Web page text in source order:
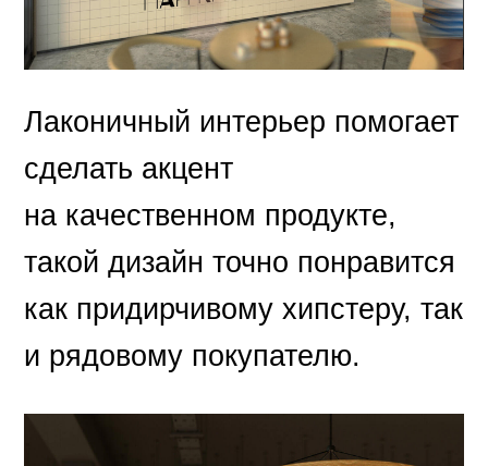
Лаконичный интерьер помогает
сделать акцент
на качественном продукте,
такой дизайн точно понравится
как придирчивому хипстеру, так
и рядовому покупателю.